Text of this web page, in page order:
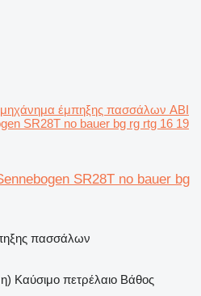
μηχάνημα έμπηξης πασσάλων ABI
SR28T no bauer bg rg rtg 16 19
SR28T no bauer bg
πασσάλων
Καύσιμο πετρέλαιο Βάθος